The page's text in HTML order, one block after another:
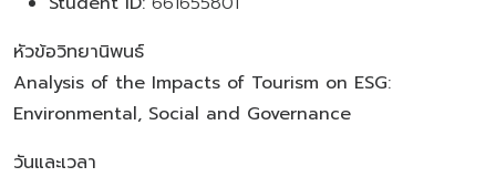
หัวข้อวิทยานิพนธ์
Analysis of the Impacts of Tourism on ESG:
Environmental, Social and Governance
วันและเวลา